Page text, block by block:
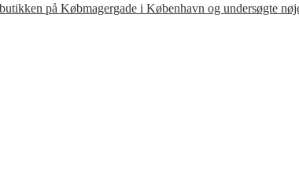
på Købmagergade i København og undersøgte